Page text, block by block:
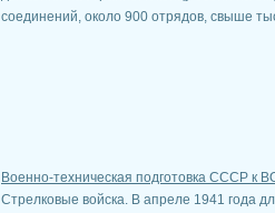
соединений, около 900 отрядов, свыше
Военно-техническая подготовка СССР к
Стрелковые войска. В апреле 1941 года